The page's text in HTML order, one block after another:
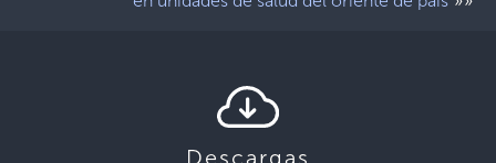
Descargas